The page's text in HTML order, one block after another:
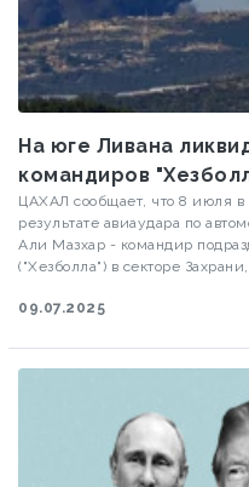
На юге Ливана
командиров
ЦАХАЛ сообщает, что 8 июля
результате авиаудара по
Али Мазхар - командир
("Хезболла") в секторе Захрани, передает
09.07.2025